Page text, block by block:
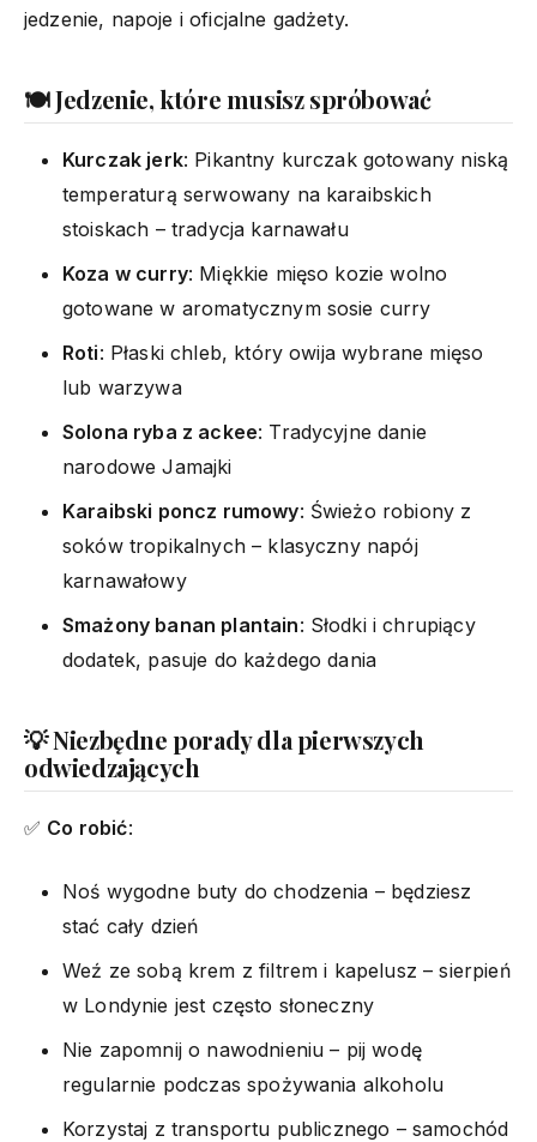
jedzenie, napoje i oficjalne gadżety.
🍽️ Jedzenie, które musisz spróbować
Kurczak jerk: Pikantny kurczak gotowany niską
temperaturą serwowany na karaibskich
stoiskach – tradycja karnawału
Koza w curry: Miękkie mięso kozie wolno
gotowane w aromatycznym sosie curry
Roti: Płaski chleb, który owija wybrane mięso
lub warzywa
Solona ryba z ackee: Tradycyjne danie
narodowe Jamajki
Karaibski poncz rumowy: Świeżo robiony z
soków tropikalnych – klasyczny napój
karnawałowy
Smażony banan plantain: Słodki i chrupiący
dodatek, pasuje do każdego dania
💡 Niezbędne porady dla pierwszych
odwiedzających
✅ Co robić:
Noś wygodne buty do chodzenia – będziesz
stać cały dzień
Weź ze sobą krem z filtrem i kapelusz – sierpień
w Londynie jest często słoneczny
Nie zapomnij o nawodnieniu – pij wodę
regularnie podczas spożywania alkoholu
Korzystaj z transportu publicznego – samochód